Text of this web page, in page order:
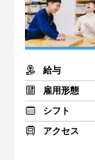
給与
雇用形態
シフト
アクセス